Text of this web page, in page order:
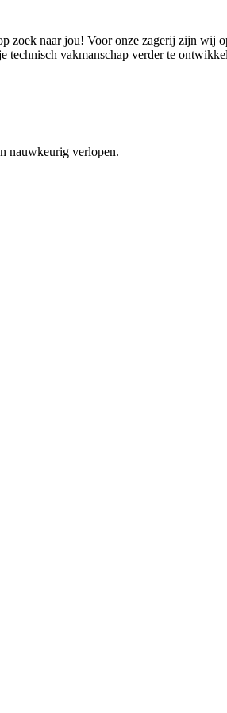
naar jou! Voor onze zagerij zijn wij
vakmanschap verder te
nauwkeurig verlopen.